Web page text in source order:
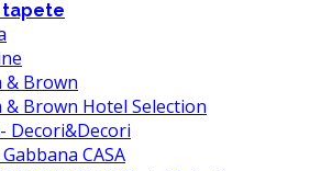
tapete
& Brown
& Brown Hotel Selection
Decori&Decori
CASA